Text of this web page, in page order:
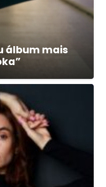
álbum mais